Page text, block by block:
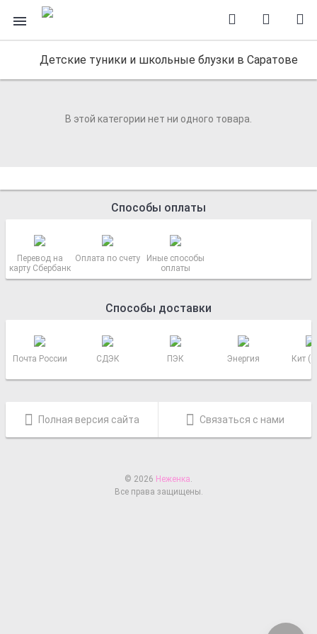
Детские туники и школьные блузки в Саратове
В этой категории нет ни одного товара.
Способы оплаты
Перевод на
карту Сбербанк
Оплата по счету
Иные способы
оплаты
Способы доставки
Почта России СДЭК ПЭК Энергия Кит
Полная версия сайта Связаться с нами
© 2026 Неженка.
Все права защищены.